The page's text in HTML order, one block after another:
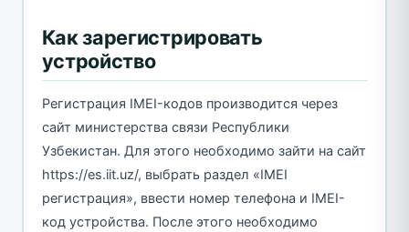
Как зарегистрировать
устройство
Регистрация IMEI-кодов производится через
сайт министерства связи Республики
Узбекистан. Для этого необходимо зайти на сайт
https://es.iit.uz/, выбрать раздел «IMEI
регистрация», ввести номер телефона и IMEI-
код устройства. После этого необходимо